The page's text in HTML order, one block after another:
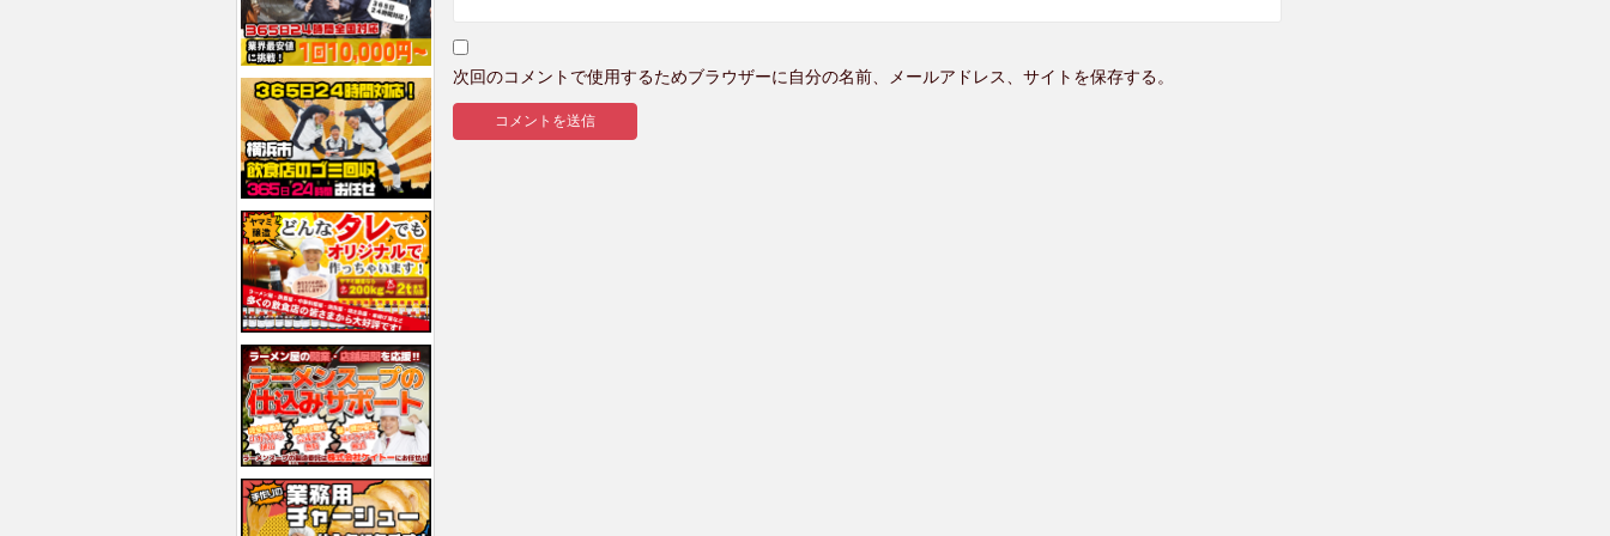
次回のコメントで使用するためブラウザーに自分の名前、メールアドレス、サイトを保存する。